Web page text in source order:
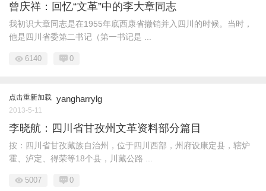
曾庆祥：回忆“文革”中的李大章同志
我初识大章同志是在1955年底西康省撤销并入四川的时候。当时，
他是四川省委第二书记（第一书记是 ...
6140 0
点击重新加载 yangharrylg
2013-5-11
李晓航：四川省甘孜州文革资料部分篇目
按：四川省甘孜藏族自治州，位于四川西部，州府设康定县，辖炉
霍、泸定、得荣等18个县，川藏公路 ...
5007 0